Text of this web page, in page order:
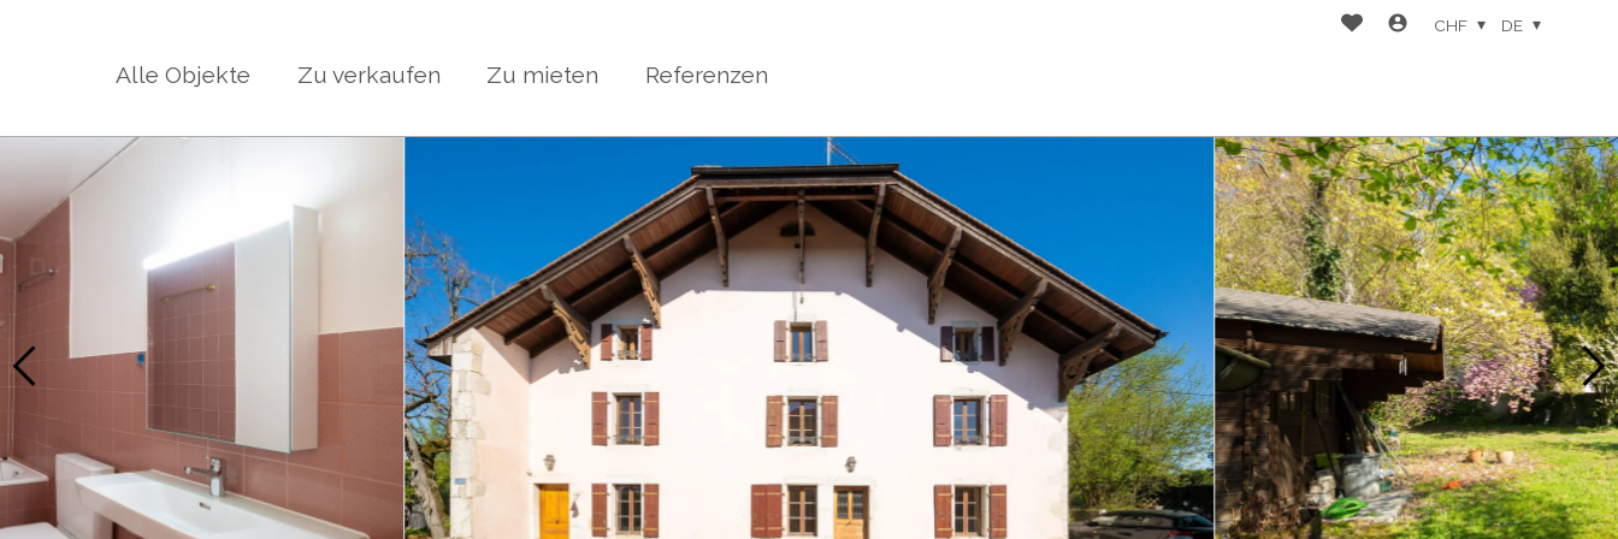
Alle Objekte Zu verkaufen Zu mieten Referenzen
CHF DE